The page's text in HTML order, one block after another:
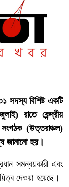
সদস্য বিশিষ্ট একটি
রাতে কেন্দ্রীয়
(উত্তরাঞ্চল)
জানানো হয়।
সমন্বয়কারী এবং
দেওয়া হয়েছে।